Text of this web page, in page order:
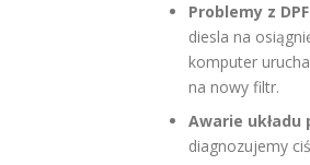
Problemy z
diesla na
komputer
na nowy filtr.
Awarie układu
diagnozujemy